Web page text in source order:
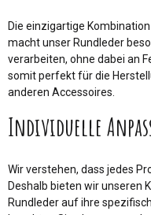
Die einzigartige
macht unser Rundleder
verarbeiten, ohne dabei an
somit perfekt für die
anderen Accessoires.
Individuelle
Wir verstehen, dass jedes
Deshalb bieten wir unseren
Rundleder auf ihre